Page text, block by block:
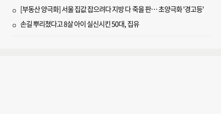
[부동산 양극화] 서울 집값 잡으려다 지방 다 죽을 판… 초양극화 '경고등'
손길 뿌리쳤다고 8살 아이 실신시킨 50대, 집유